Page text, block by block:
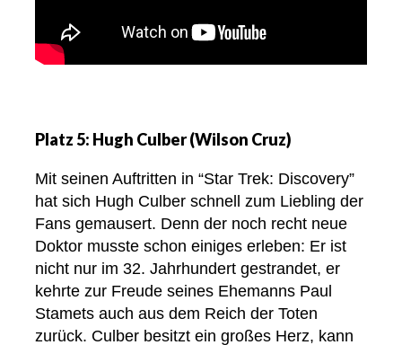
Platz 5: Hugh Culber (Wilson Cruz)
Mit seinen Auftritten in “Star Trek: Discovery”
hat sich Hugh Culber schnell zum Liebling der
Fans gemausert. Denn der noch recht neue
Doktor musste schon einiges erleben: Er ist
nicht nur im 32. Jahrhundert gestrandet, er
kehrte zur Freude seines Ehemanns Paul
Stamets auch aus dem Reich der Toten
zurück. Culber besitzt ein großes Herz, kann